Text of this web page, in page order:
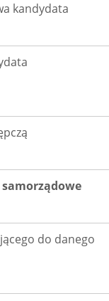
kandydata
do danego